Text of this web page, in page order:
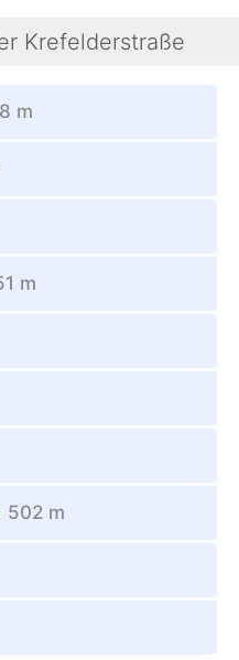
Krefelderstraße
m
m
502 m